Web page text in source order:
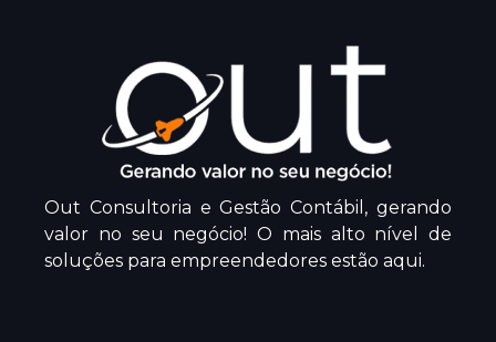
Out Consultoria e Gestão Contábil, gerando
valor no seu negócio! O mais alto nível de
soluções para empreendedores estão aqui.